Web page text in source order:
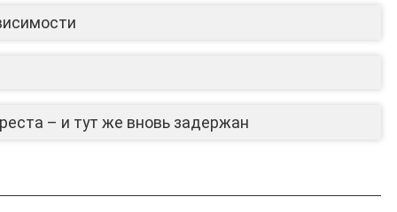
– и тут же вновь задержан